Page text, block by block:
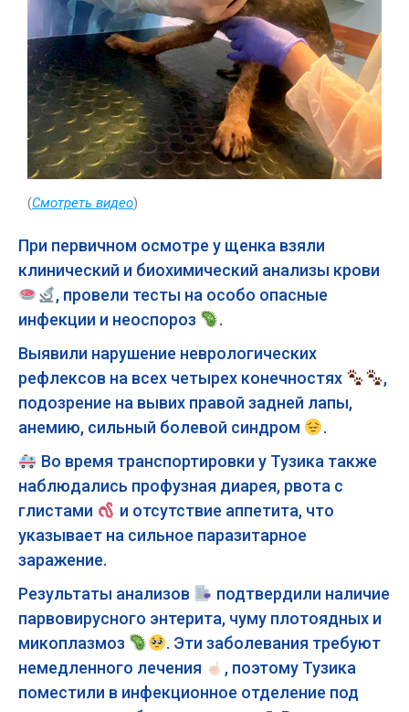
(Смотреть видео)
При первичном осмотре у щенка взяли
клинический и биохимический анализы крови
, провели тесты на особо опасные
инфекции и неоспороз
.
Выявили нарушение неврологических
рефлексов на всех четырех конечностях
,
подозрение на вывих правой задней лапы,
анемию, сильный болевой синдром
.
Во время транспортировки у Тузика также
наблюдались профузная диарея, рвота с
глистами
и отсутствие аппетита, что
указывает на сильное паразитарное
заражение.
Результаты анализов
подтвердили наличие
парвовирусного энтерита, чуму плотоядных и
микоплазмоз
. Эти заболевания требуют
немедленного лечения
, поэтому Тузика
поместили в инфекционное отделение под